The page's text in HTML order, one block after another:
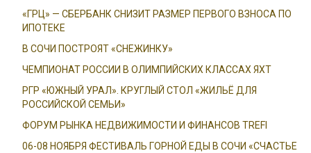
«ГРЦ» — СБЕРБАНК СНИЗИТ РАЗМЕР ПЕРВОГО ВЗНОСА ПО
ИПОТЕКЕ
В СОЧИ ПОСТРОЯТ «СНЕЖИНКУ»
ЧЕМПИОНАТ РОССИИ В ОЛИМПИЙСКИХ КЛАССАХ ЯХТ
РГР «ЮЖНЫЙ УРАЛ». КРУГЛЫЙ СТОЛ «ЖИЛЬЁ ДЛЯ
РОССИЙСКОЙ СЕМЬИ»
ФОРУМ РЫНКА НЕДВИЖИМОСТИ И ФИНАНСОВ TREFI
06-08 НОЯБРЯ ФЕСТИВАЛЬ ГОРНОЙ ЕДЫ В СОЧИ «СЧАСТЬЕ